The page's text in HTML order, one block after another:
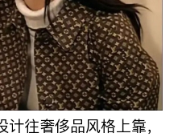
往奢侈品风格上靠，